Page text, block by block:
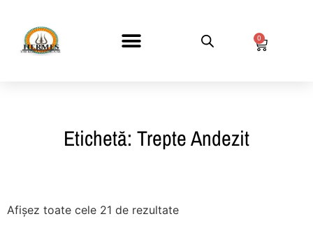
0
Etichetă: Trepte Andezit
Afișez toate cele 21 de rezultate